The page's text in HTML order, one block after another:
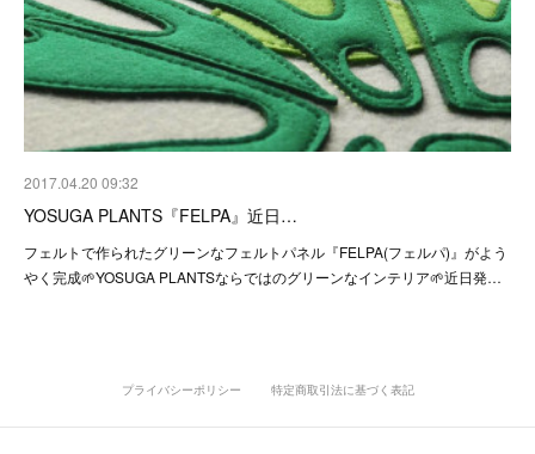
2017.04.20 09:32
YOSUGA PLANTS『FELPA』近日…
フェルトで作られたグリーンなフェルトパネル『FELPA(フェルパ)』がよう
やく完成🌱YOSUGA PLANTSならではのグリーンなインテリア🌱近日発…
プライバシーポリシー 特定商取引法に基づく表記